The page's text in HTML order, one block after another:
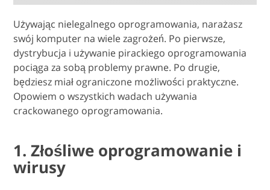
Używając nielegalnego oprogramowania, narażasz
swój komputer na wiele zagrożeń. Po pierwsze,
dystrybucja i używanie pirackiego oprogramowania
pociąga za sobą problemy prawne. Po drugie,
będziesz miał ograniczone możliwości praktyczne.
Opowiem o wszystkich wadach używania
crackowanego oprogramowania.
1. Złośliwe oprogramowanie i
wirusy